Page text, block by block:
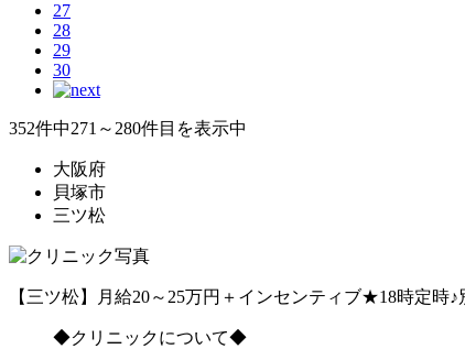
27
28
29
30
352件中271～280件目を表示中
大阪府
貝塚市
三ツ松
【三ツ松】月給20～25万円＋インセンティブ★18時定
◆クリニックについて◆